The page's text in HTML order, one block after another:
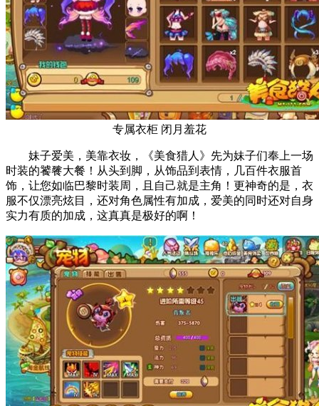
专属衣柜 闭月羞花
妹子爱美，美靠衣妆，《美食猎人》先为妹子们奉上一场
时装的饕餮大餐！从头到脚，从饰品到表情，几百件衣服首
饰，让您如临巴黎时装周，且自己就是主角！更神奇的是，衣
服不仅漂亮炫目，还对角色属性有加成，爱美的同时还对自身
实力有质的加成，这真真是极好的啊！